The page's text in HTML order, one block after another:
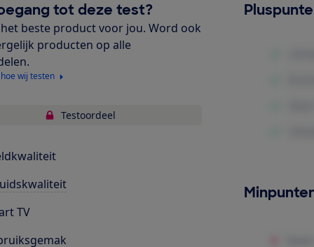
tot deze test?
beste product voor jou. Word ook
producten op alle
wij testen
Testoordeel
TV